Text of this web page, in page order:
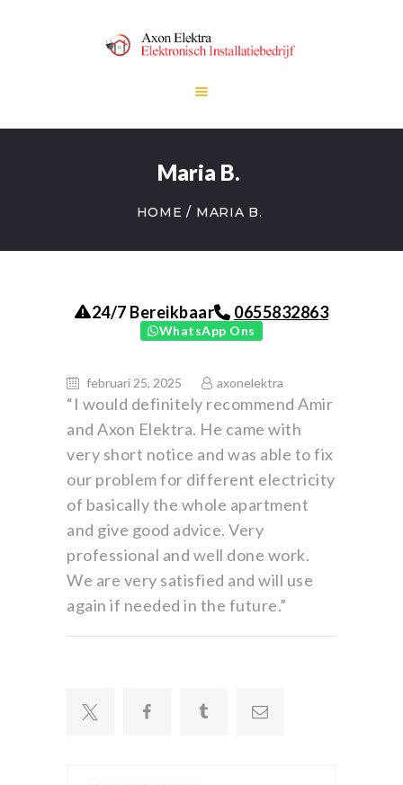
Maria B.
HOME MARIA B.
DIENSTEN
24/7 Bereikbaar 0655832863
WhatsApp Ons
februari 25, 2025 axonelektra
“I would definitely recommend Amir
and Axon Elektra. He came with
very short notice and was able to fix
our problem for different electricity
of basically the whole apartment
and give good advice. Very
professional and well done work.
We are very satisfied and will use
again if needed in the future.”